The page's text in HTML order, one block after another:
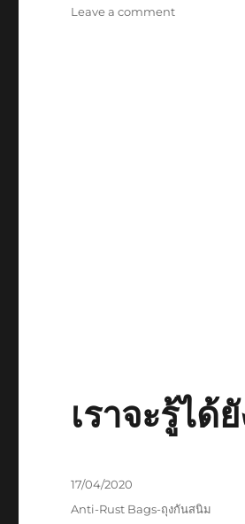
Leave a commenton
เราจะรู้ไ
Posted
17/04/2020
Categories
Anti-Rust Bags-ถุงกันสนิม